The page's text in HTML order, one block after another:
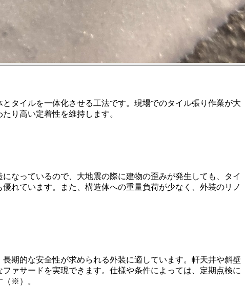
タイルを一体化させる工法です。現場でのタイル張り作業が大
り高い定着性を維持します。
なっているので、大地震の際に建物の歪みが発生しても、タイ
れています。また、構造体への重量負荷が少なく、外装のリノ
期的な安全性が求められる外装に適しています。軒天井や斜壁
ァサードを実現できます。仕様や条件によっては、定期点検に
（※）。